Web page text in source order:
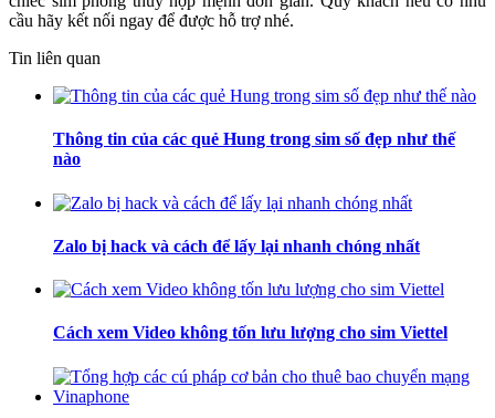
cầu hãy kết nối ngay để được hỗ trợ nhé.
Tin liên quan
Thông tin của các quẻ Hung trong sim số đẹp như thế
nào
Zalo bị hack và cách để lấy lại nhanh chóng nhất
Cách xem Video không tốn lưu lượng cho sim Viettel